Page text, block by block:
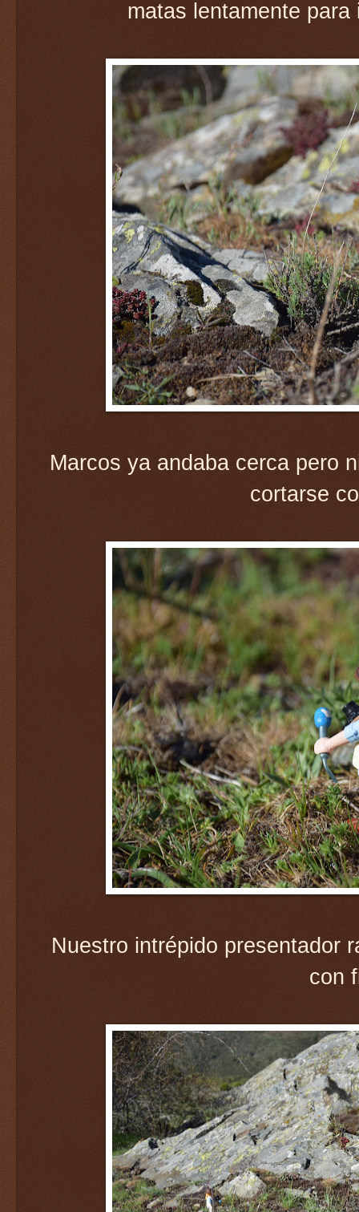
matas lentamente
Marcos ya andaba cerca pero
cortarse
Nuestro intrépido presentador
con